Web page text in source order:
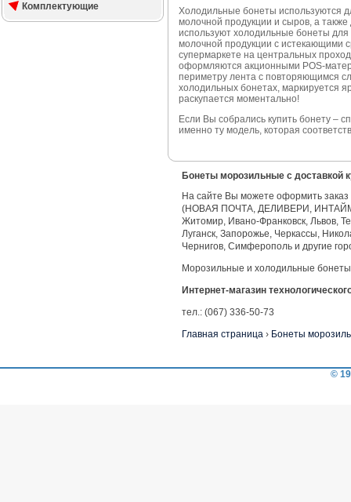
Комплектующие
Холодильные бонеты используются
молочной продукции и сыров, а
используют холодильные бонеты для
молочной продукции с истекающими
супермаркете на центральных
оформляются акционными POS-
периметру лента с повторяющимся
холодильных бонетах, маркируется
раскупается моментально!
Если Вы собрались купить бонету –
именно ту модель, которая
Бонеты морозильные с доставкой
На сайте Вы можете оформить заказ
(НОВАЯ ПОЧТА, ДЕЛИВЕРИ, ИНТАЙМ)
Житомир, Ивано-Франковск, Львов,
Луганск, Запорожье, Черкассы,
Чернигов, Симферополь и другие
Морозильные и холодильные
Интернет-магазин
тел.: (067) 336-50-73
Главная страница › Бонеты
©